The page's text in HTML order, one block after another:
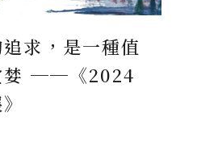
求，是一種值
婪 ──《2024